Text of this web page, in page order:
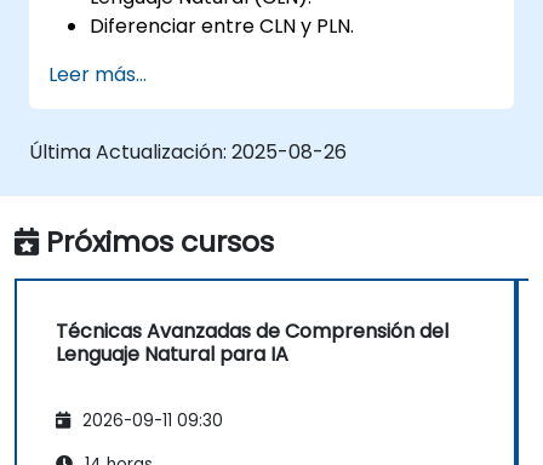
Diferenciar entre CLN y PLN.
interpretación del lenguaje y la
comprensión del contexto.
Aplicar técnicas de CLN en tareas
Leer más...
Última Actualización: 2025-08-26
Próximos cursos
Técnicas Avanzadas de Comprensión del
Lenguaje Natural para IA
2026-09-11 09:30